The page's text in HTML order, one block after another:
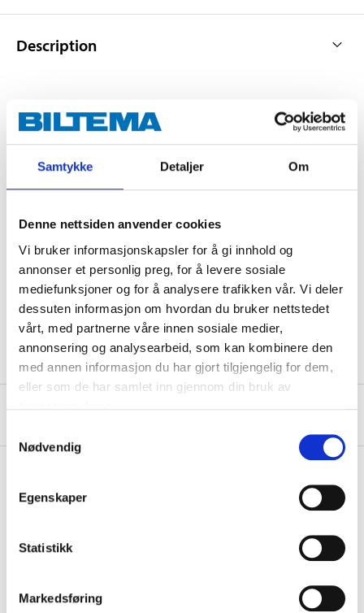
Samtykke Detaljer Om
Denne nettsiden anvender cookies
Vi bruker informasjonskapsler for å gi innhold og
annonser et personlig preg, for å levere sosiale
mediefunksjoner og for å analysere trafikken vår. Vi deler
dessuten informasjon om hvordan du bruker nettstedet
vårt, med partnerne våre innen sosiale medier,
annonsering og analysearbeid, som kan kombinere den
med annen informasjon du har gjort tilgjengelig for dem,
eller som de har samlet inn gjennom din bruk av
Nødvendig
Egenskaper
Statistikk
Markedsføring
Description
Ribbed nail with conical head. Used where the head
must be countersunk, for example in concealed
Technical specifications
Length
35 mm
Diameter
1,7 mm
Surface treatment
Bright zinc galvanised, FZB